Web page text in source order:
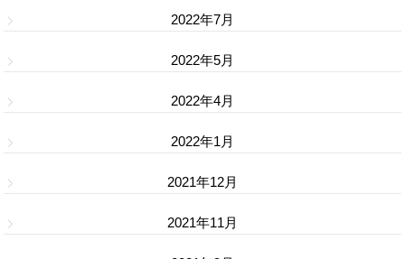
2022年7月
2022年5月
2022年4月
2022年1月
2021年12月
2021年11月